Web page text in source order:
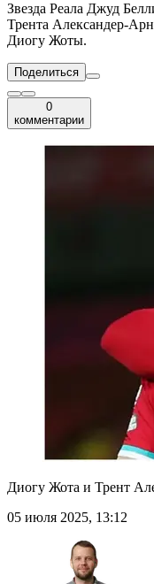
Звезда Реала Джуд
Трента Александер-
Диогу Жоты.
Поделиться
0
комментарии
Диогу Жота и Трент
05 июля 2025, 13:12